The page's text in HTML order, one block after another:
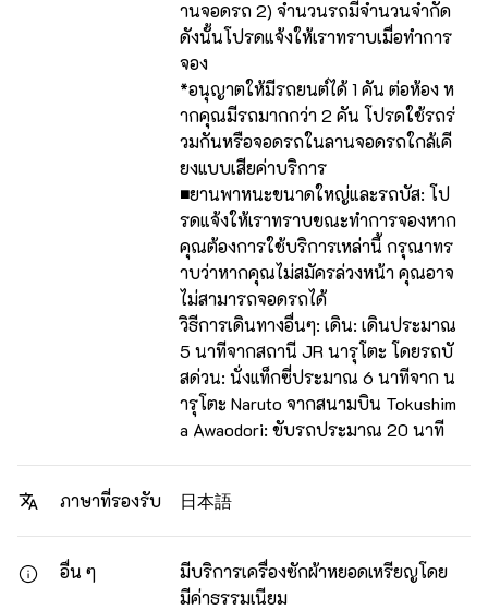
านจอดรถ 2) จำนวนรถมีจำนวนจำกัด
ดังนั้นโปรดแจ้งให้เราทราบเมื่อทำการ
จอง
*อนุญาตให้มีรถยนต์ได้ 1 คัน ต่อห้อง ห
ากคุณมีรถมากกว่า 2 คัน โปรดใช้รถร่
วมกันหรือจอดรถในลานจอดรถใกล้เคี
ยงแบบเสียค่าบริการ
■ยานพาหนะขนาดใหญ่และรถบัส: โป
รดแจ้งให้เราทราบขณะทำการจองหาก
คุณต้องการใช้บริการเหล่านี้ กรุณาทร
าบว่าหากคุณไม่สมัครล่วงหน้า คุณอาจ
ไม่สามารถจอดรถได้
วิธีการเดินทางอื่นๆ: เดิน: เดินประมาณ
5 นาทีจากสถานี JR นารุโตะ โดยรถบั
สด่วน: นั่งแท็กซี่ประมาณ 6 นาทีจาก น
ารุโตะ Naruto จากสนามบิน Tokushim
a Awaodori: ขับรถประมาณ 20 นาที
ภาษาที่รองรับ 日本語
อื่น ๆ
มีบริการเครื่องซักผ้าหยอดเหรียญโดย
มีค่าธรรมเนียม